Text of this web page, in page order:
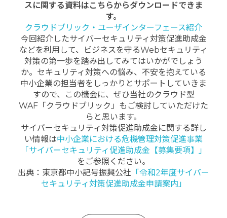
スに関する資料はこちらからダウンロードできま
す。
クラウドブリック・ユーザインターフェース紹介
今回紹介したサイバーセキュリティ対策促進助成金
などを利用して、ビジネスを守るWebセキュリティ
対策の第一歩を踏み出してみてはいかがでしょう
か。セキュリティ対策への悩み、不安を抱えている
中小企業の担当者をしっかりとサポートしていきま
すので、この機会に、ぜひ当社のクラウド型
WAF「クラウドブリック」もご検討していただけた
らと思います。
サイバーセキュリティ対策促進助成金に関する詳し
い情報は中小企業における危機管理対策促進事業
「サイバーセキュリティ促進助成金【募集要項】」
をご参照ください。
出典：東京都中小記号振興公社 「令和2年度サイバー
セキュリティ対策促進助成金申請案内」